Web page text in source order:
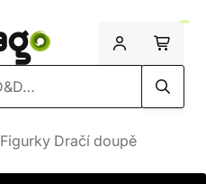
Figurky Dračí doupě